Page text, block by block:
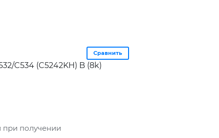
Сравнить
C534 (C5242KH) B (8k)
получении